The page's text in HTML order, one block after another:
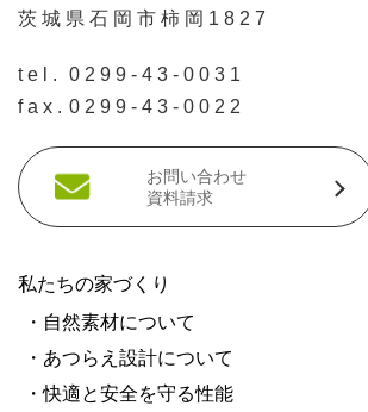
茨城県石岡市柿岡1827
tel.
0299-43-0031
fax. 0299-43-0022
お問い合わせ
資料請求
私たちの家づくり
・自然素材について
・あつらえ設計について
・快適と安全を守る性能